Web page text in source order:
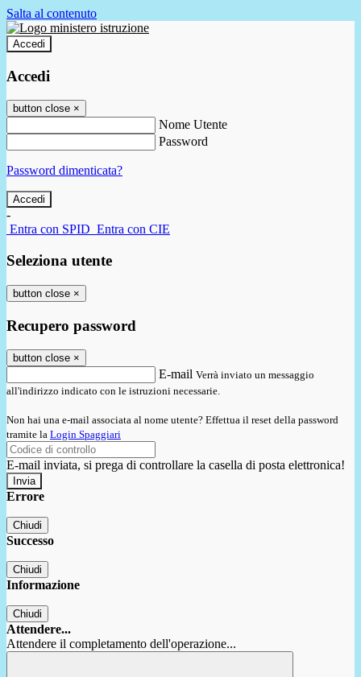
Salta al contenuto
Accedi
Accedi
button close ×
Nome Utente
Password
Password dimenticata?
-
Entra con SPID Entra con CIE
Seleziona utente
button close ×
Recupero password
button close ×
E-mail Verrà inviato un messaggio
all'indirizzo indicato con le istruzioni necessarie.
Non hai una e-mail associata al nome utente? Effettua il reset della password
tramite la Login Spaggiari
E-mail inviata, si prega di controllare la casella di posta elettronica!
Errore
Chiudi
Successo
Chiudi
Informazione
Chiudi
Attendere...
Attendere il completamento dell'operazione...